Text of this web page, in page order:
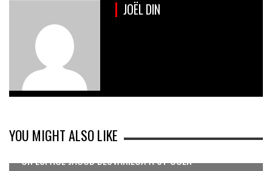
JOËL DIN
YOU MIGHT ALSO LIKE
UN ESPACE JACOB DESVARIEUX À ST OUEN